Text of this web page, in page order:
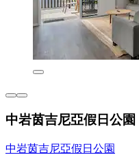
中岩茵吉尼亞假日公園
中岩茵吉尼亞假日公園